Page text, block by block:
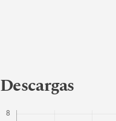
Descargas